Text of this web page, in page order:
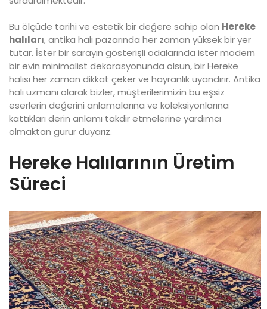
Bu ölçüde tarihi ve estetik bir değere sahip olan Hereke
halıları, antika halı pazarında her zaman yüksek bir yer
tutar. İster bir sarayın gösterişli odalarında ister modern
bir evin minimalist dekorasyonunda olsun, bir Hereke
halısı her zaman dikkat çeker ve hayranlık uyandırır. Antika
halı uzmanı olarak bizler, müşterilerimizin bu eşsiz
eserlerin değerini anlamalarına ve koleksiyonlarına
kattıkları derin anlamı takdir etmelerine yardımcı
olmaktan gurur duyarız.
Hereke Halılarının Üretim
Süreci